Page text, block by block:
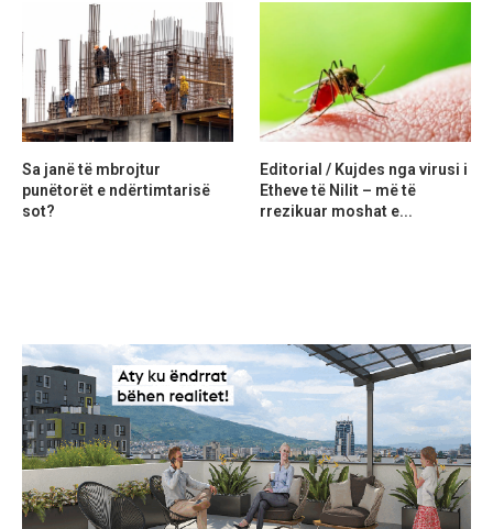
Sa janë të mbrojtur
punëtorët e ndërtimtarisë
sot?
Editorial / Kujdes nga virusi i
Etheve të Nilit – më të
rrezikuar moshat e...